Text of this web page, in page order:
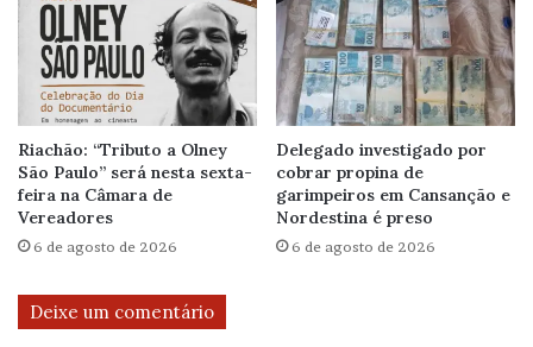
Riachão: “Tributo a Olney
São Paulo” será nesta sexta-
feira na Câmara de
Vereadores
6 de agosto de 2026
Delegado investigado por
cobrar propina de
garimpeiros em Cansanção e
Nordestina é preso
6 de agosto de 2026
Deixe um comentário